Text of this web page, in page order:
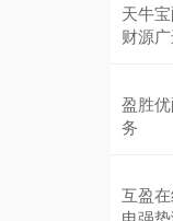
天牛
财源
盈胜
务
互盈